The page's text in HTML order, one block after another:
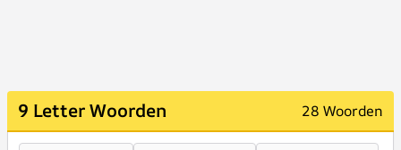
9 Letter Woorden 28 Woorden